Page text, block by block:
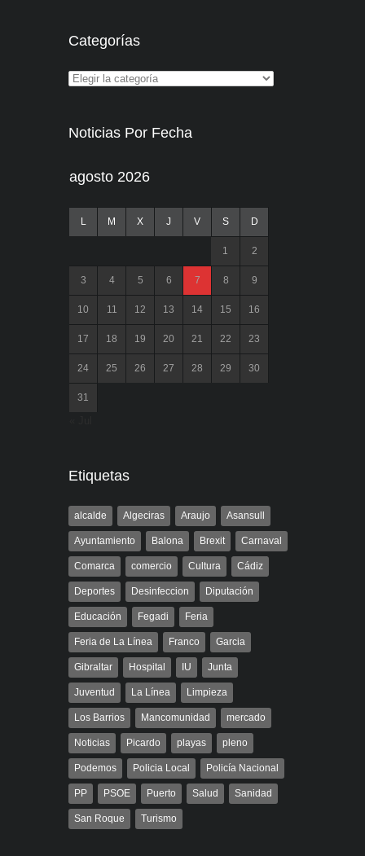
Categorías
Noticias Por Fecha
agosto 2026
L M X J V S D
1 2
3 4 5 6 7 8 9
10 11 12 13 14 15 16
17 18 19 20 21 22 23
24 25 26 27 28 29 30
31
Etiquetas
alcalde Algeciras Araujo Asansull
Ayuntamiento Balona Brexit Carnaval
Comarca comercio Cultura Cádiz
Deportes Desinfeccion Diputación
Educación Fegadi Feria
Feria de La Línea Franco Garcia
Gibraltar Hospital IU Junta
Juventud La Línea Limpieza
Los Barrios Mancomunidad mercado
Noticias Picardo playas pleno
Podemos Policia Local Policía Nacional
PP PSOE Puerto Salud Sanidad
San Roque Turismo